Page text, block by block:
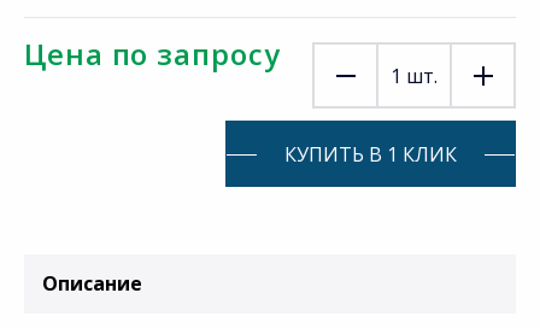
Цена по запросу
1 шт.
КУПИТЬ В 1 КЛИК
Описание